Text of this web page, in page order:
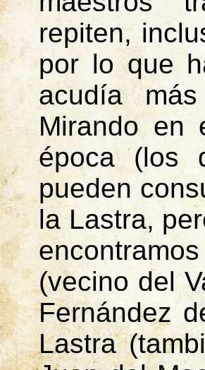
repiten,
por lo que
acudía
Mirando en
época (los
pueden
la Lastra,
(vecino del
Fernández
Lastra